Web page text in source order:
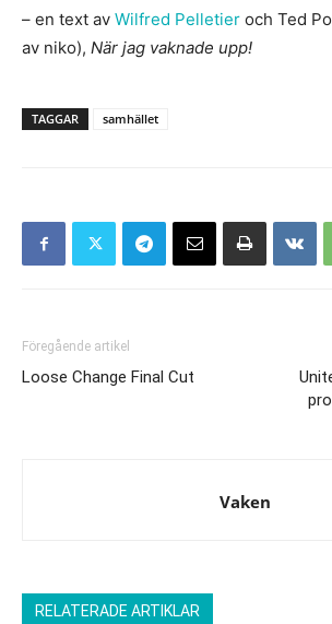
– en text av Wilfred Pelletier och Ted
av niko), När jag vaknade upp!
TAGGAR samhället
Föregående artikel
Loose Change Final Cut
Vaken
RELATERADE ARTIKLAR